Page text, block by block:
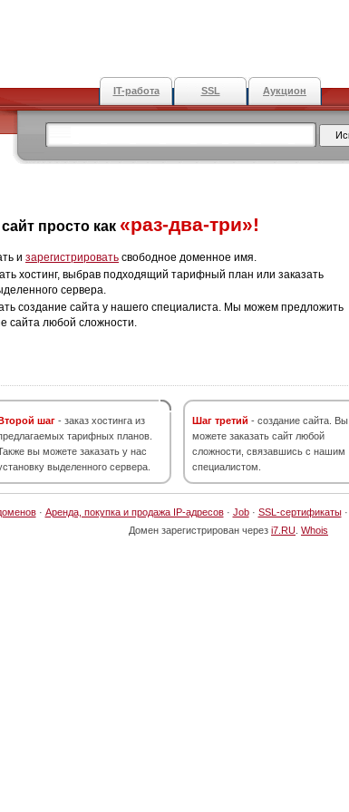
IT-работа SSL Аукцион
просто как «раз-два-три»!
и зарегистрировать свободное доменное имя.
хостинг, выбрав подходящий тарифный план или заказать
сервера.
создание сайта у нашего специалиста. Мы можем предложить
сайта любой сложности.
шаг - заказ хостинга из
тарифных планов.
вы можете заказать у нас
выделенного сервера.
Шаг третий - создание сайта. Вы
можете заказать сайт любой
сложности, связавшись с нашим
специалистом.
· Аренда, покупка и продажа IP-адресов· Job· SSL-сертификаты·
Домен зарегистрирован через i7.RU Whois